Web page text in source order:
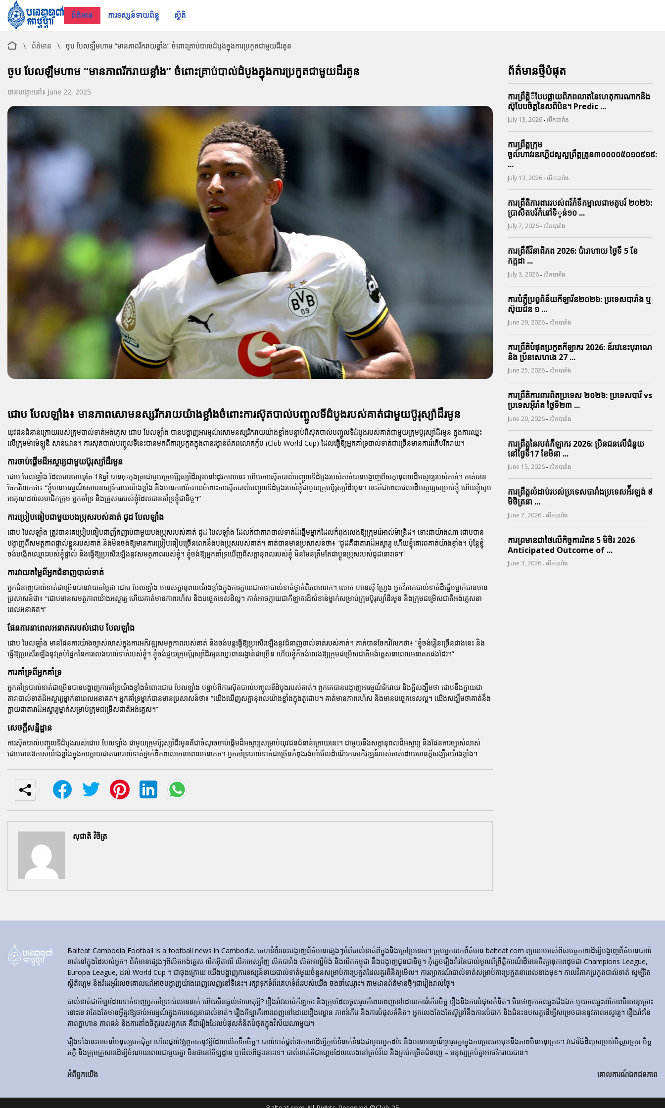
ព័ត៌មាន ការទស្សន៍ទាយពិន្ទុ ស្ថិតិ
\ ព័ត៌មាន \ ចូប បែលឡឹមហាម “មានភាពរីករាយខ្លាំង” ចំពោះគ្រាប់បាល់ដំបូងក្នុងការប្រកួតជាមួយដឺរតូន
ចូប បែលឡឹមហាម “មានភាពរីករាយខ្លាំង” ចំពោះគ្រាប់បាល់ដំបូងក្នុងការប្រកួតជាមួយដឺរតូន
បានបង្ហោះនៅ៖ June 22, 2025
ជោប បែលឡាំង៖ មានភាពសោមនស្សរីករាយយ៉ាងខ្លាំងចំពោះការស៊ុតបាល់បញ្ចូលទីដំបូងរបស់គាត់ជាមួយប៊ូរុស្យ៉ាដឺរមូន
យុវជនជំនាន់ក្រោយរបស់ក្រុមបាល់ទាត់អង់គ្លេស ជោប បែលឡាំង បានបង្ហាញអារម្មណ៍សោមនស្សរីករាយយ៉ាងខ្លាំងបន្ទាប់ពីស៊ុតបាល់បញ្ចូលទីដំបូងរបស់គាត់ជាមួយក្រុមប៊ូរុស្យ៉ាដឺរមូន ក្នុងការឈ្នះ
លើក្រុមម៉ាម៉េឡូឌី សាន់ដោន។ ការស៊ុតបាល់បញ្ចូលទីនេះបានមកពីការប្រកួតក្នុងពានរង្វាន់ពិភពលោកក្លឹប (Club World Cup) ដែលធ្វើឱ្យអ្នកគាំទ្របាល់ទាត់ជាច្រើនមានការរំភើបរីករាយ។
ការចាប់ផ្តើមដ៏អស្ចារ្យជាមួយប៊ូរុស្យ៉ាដឺរមូន
ជោប បែលឡាំង ដែលមានអាយុតែ 18ឆ្នាំ បានចុះកុងត្រាជាមួយក្រុមប៊ូរុស្យ៉ាដឺរមូននៅរដូវកាលនេះ ហើយការស៊ុតបាល់បញ្ចូលទីដំបូងរបស់គាត់បានបង្ហាញពីសក្តានុពលដ៏អស្ចារ្យរបស់គាត់។ គាត់បាន
ចែករំលែកថា៖ “ខ្ញុំមានអារម្មណ៍សោមនស្សរីករាយយ៉ាងខ្លាំង និងមានភាពរីករាយចំពោះការស៊ុតបាល់បញ្ចូលទីដំបូងរបស់ខ្ញុំជាមួយក្រុមប៊ូរុស្យ៉ាដឺរមូន។ នេះគឺជាពេលវេលាដ៏អស្ចារ្យសម្រាប់ខ្ញុំ ហើយខ្ញុំសូម
អរគុណដល់សមាជិកក្រុម អ្នកគាំទ្រ និងគ្រួសាររបស់ខ្ញុំដែលបានគាំទ្រខ្ញុំជានិច្ច។”
ការប្រៀបធៀបជាមួយបងប្រុសរបស់គាត់ ជូដ បែលឡាំង
ជោប បែលឡាំង ត្រូវបានគេប្រៀបធៀបជាញឹកញាប់ជាមួយបងប្រុសរបស់គាត់ ជូដ បែលឡាំង ដែលក៏ជាតារាបាល់ទាត់ដ៏ឆ្នើមម្នាក់ដែលកំពុងលេងឱ្យក្រុមរ៉េអាល់ម៉ាឌ្រីដ។ ទោះជាយ៉ាងណា ជោបបាន
បង្ហាញពីសមត្ថភាពផ្ទាល់ខ្លួនរបស់គាត់ និងមិនចង់ឱ្យមានការប្រៀបធៀបច្រើនពេកនឹងបងប្រុសរបស់គាត់។ គាត់បានមានប្រសាសន៍ថា៖ “ជូដគឺជាតារាដ៏អស្ចារ្យ ហើយខ្ញុំគោរពគាត់យ៉ាងខ្លាំង។ ប៉ុន្តែខ្ញុំ
ចង់បង្កើតឈ្មោះរបស់ខ្ញុំផ្ទាល់ និងធ្វើឱ្យប្រសើរឡើងនូវសមត្ថភាពរបស់ខ្ញុំ។ ខ្ញុំចង់ឱ្យអ្នកគាំទ្រឃើញពីសក្តានុពលរបស់ខ្ញុំ មិនមែនត្រឹមតែជាប្អូនប្រុសរបស់ជូដនោះទេ។”
ការវាយតម្លៃពីអ្នកជំនាញបាល់ទាត់
អ្នកជំនាញបាល់ទាត់ជាច្រើនបានវាយតម្លៃថា ជោប បែលឡាំង មានសក្តានុពលយ៉ាងខ្លាំងក្នុងការក្លាយជាតារាបាល់ទាត់ថ្នាក់ពិភពលោក។ លោក ហានស៊ី ហ្វ្រែង អ្នកវិភាគបាល់ទាត់ដ៏ឆ្នើមម្នាក់បានមាន
ប្រសាសន៍ថា៖ “ជោបមានសមត្ថភាពយ៉ាងអស្ចារ្យ ហើយគាត់មានភាពរហ័ស និងបច្ចេកទេសដ៏ល្អ។ គាត់អាចក្លាយជាកីឡាករដ៏សំខាន់ម្នាក់សម្រាប់ក្រុមប៊ូរុស្យ៉ាដឺរមូន និងក្រុមជម្រើសជាតិអង់គ្លេសនា
ពេលអនាគត។”
ផែនការនាពេលអនាគតរបស់ជោប បែលឡាំង
ជោប បែលឡាំង មានផែនការយ៉ាងច្បាស់លាស់ក្នុងការអភិវឌ្ឍសមត្ថភាពរបស់គាត់ និងចង់បន្តធ្វើឱ្យប្រសើរឡើងនូវជំនាញបាល់ទាត់របស់គាត់។ គាត់បានចែករំលែកថា៖ “ខ្ញុំចង់រៀនច្រើនជាងនេះ និង
ធ្វើឱ្យប្រសើរឡើងនូវគ្រប់ផ្នែកនៃការលេងបាល់ទាត់របស់ខ្ញុំ។ ខ្ញុំចង់ជួយក្រុមប៊ូរុស្យ៉ាដឺរមូនឈ្នះពានរង្វាន់ជាច្រើន ហើយខ្ញុំក៏ចង់លេងឱ្យក្រុមជម្រើសជាតិអង់គ្លេសនាពេលអនាគតផងដែរ។”
ការគាំទ្រពីអ្នកគាំទ្រ
អ្នកគាំទ្របាល់ទាត់ជាច្រើនបានបង្ហាញការគាំទ្រយ៉ាងខ្លាំងចំពោះជោប បែលឡាំង បន្ទាប់ពីការស៊ុតបាល់បញ្ចូលទីដំបូងរបស់គាត់។ ពួកគេបានបង្ហាញអារម្មណ៍រីករាយ និងក្តីសង្ឃឹមថា ជោបនឹងក្លាយជា
តារាបាល់ទាត់ដ៏អស្ចារ្យម្នាក់នាពេលអនាគត។ អ្នកគាំទ្រម្នាក់បានមានប្រសាសន៍ថា៖ “យើងឃើញសក្តានុពលយ៉ាងខ្លាំងក្នុងតួជោប។ គាត់មានភាពរហ័ស និងមានបច្ចេកទេសល្អ។ យើងសង្ឃឹមថាគាត់នឹង
ក្លាយជាតារាដ៏អស្ចារ្យម្នាក់សម្រាប់ក្រុមជម្រើសជាតិអង់គ្លេស។”
សេចក្តីសន្និដ្ឋាន
ការស៊ុតបាល់បញ្ចូលទីដំបូងរបស់ជោប បែលឡាំង ជាមួយក្រុមប៊ូរុស្យ៉ាដឺរមូនគឺជាចំណុចចាប់ផ្តើមដ៏អស្ចារ្យសម្រាប់យុវជនជំនាន់ក្រោយនេះ។ ជាមួយនឹងសក្តានុពលដ៏អស្ចារ្យ និងផែនការច្បាស់លាស់
ជោបមានឱកាសយ៉ាងខ្លាំងក្នុងការក្លាយជាតារាបាល់ទាត់ថ្នាក់ពិភពលោកនាពេលអនាគត។ អ្នកគាំទ្របាល់ទាត់ជាច្រើនកំពុងរង់ចាំមើលដំណើរការអភិវឌ្ឍន៍របស់គាត់ដោយមានក្តីសង្ឃឹមយ៉ាងខ្លាំង។
សុជាតិ វិចិត្រ
ព័ត៌មានថ្មីបំផុត
ការព្រឹតិ្តីបែបផ្លាយពិភពលាតនៃហេតុការណាកនិង
ស៊ុបែបចិត្តនៃសពិបិន។ Predic ...
July 13, 2026 - លីកបារាំង
ការព្រឹត្តក្រុម
ចូល៍ហាវរនរហ្គិដសួស្ផព្រឹត្តត្រូន៣០០០០៥០១០៩១៩:
...
July 13, 2026 - លីកបារាំង
ការព្រឹតិការពាររបស់ពរ័ភ៎ទីកម្នាលជាមតូបរ៍ ២០២៦:
ប្រាសិតបរ័ភ៎នៅទិូន់១០ ...
July 7, 2026 - លីកបារាំង
ការព្រឹតិ៍វិនាពិភព 2026: ប៉ារាហាយ ថ្ងៃទី 5 ខែ
កក្កដា ...
July 3, 2026 - លីកបារាំង
ការបំភ្លឺប្រព្ធ​ពិន័យ​កីឡារីន​២០២៦: ប្រទេស​បារាំង​ ឬ​
ស៊ុយដ៍ន​ ១ ...
June 29, 2026 - លីកបារាំង
ការព្រឹតិបំផុតប្រកួតកីឡាករ 2026: ន័រវេនេះបុរាណេ
និង ប្រ័នសេហងេ 27 ...
June 25, 2026 - លីកបារាំង
ការព្រឹតិការពារ​ពិតប្រទេស ២០២៦: ប្រទេសបារី vs
ប្រទេសអ៊ីរ៉ាគ ថ្ងៃទី​២៣ ...
June 20, 2026 - លីកបារាំង
ការព្រឹត្តនៃរបត់កីឡាករ 2026: ប្រិនជនលើជំនួយ
នៅថ្ងៃទី17 ខែមិនា ...
June 15, 2026 - លីកបារាំង
ការព្រឹត្តលំដាប់របស់ប្រទេសបារាំងប្រទេសអ៉ីរឡង់ ៩
មិថិត្រនា ...
June 7, 2026 - លីកបារាំង
ការព្រមានជាថៃលើកិច្ចការរិតន 5 មិថិរ 2026
Anticipated Outcome of ...
June 3, 2026 - លីកបារាំង
Balteat Cambodia Football is a football news in Cambodia. គេហទំព័រ​នេះ​បង្ហាញ​ព័ត៌មាន​ផ្សេងៗ​អំពី​បាល់ទាត់​ពី​ក្នុង​និង​ក្រៅ​ប្រទេស។ ក្រុមអ្នកយកព័ត៌មាន balteat.com ព្យាយាមអស់ពីសមត្ថភាពដើម្បីបង្ហាញព័ត៌មានបាល់
ទាត់នៅក្នុងដៃរបស់អ្នក។ ព័ត៌មានផ្សេងៗពីលីគអង់គ្លេស លីគអ៊ីតាលី លីគអេស្ប៉ាញ លីគបារាំង លីគអាល្លឺម៉ង់ និងលីគកម្ពុជា នឹងបង្ហាញជូនជានិច្ច។ កុំភ្លេចរឿងរ៉ាវនៃបាល់មូលពីព្រឹត្តិការណ៍ដ៏មានកិត្យានុភាពដូចជា Champions League,
Europa League, ដល់ World Cup ។ ជាចុងក្រោយ យើងបង្ហាញការទស្សន៍ទាយបាល់ទាត់មួយចំនួនសម្រាប់ការប្រកួតដែលគួរពិនិត្យមើល។ ការព្យាករណ៍បាល់ទាត់សម្រាប់ការប្រកួតនាពេលខាងមុខ។ កាលវិភាគប្រកួតបាល់ទាត់ សូម្បីតែ
ស្ថិតិហ្គេម និងវីដេអូរំលេចគោលដៅអាចបង្ហាញយ៉ាងពេញលេញនៅទីនេះ។ រក្សាទុកទំព័រគេហទំព័ររបស់យើង ចងចាំឈ្មោះ។ តាមដានព័ត៌មានថ្មីៗជារៀងរាល់ថ្ងៃ។
បាល់ទាត់​ជា​កីឡា​ដែល​ទាក់​ទាញ​អ្នក​គាំទ្រ​រាប់​លាន​នាក់ ហើយ​មិន​ឆ្ងល់​ថា​ហេតុអ្វី? រឿងរ៉ាវ​របស់​កីឡាករ និង​ក្រុម​ដែល​ចូលរួម​គឺ​ពោរពេញ​ទៅ​ដោយ​ការ​រំភើប​ចិត្ត រឿង​និង​ការ​បំផុស​គំនិត។ មិនថាពួកគេឈ្នះជើងឯក ឬយកឈ្នះលើភាពមិនអនុគ្រោះ
នោះទេ វាតែងតែមានអ្វីគួរឱ្យចាប់អារម្មណ៍ក្នុងការទស្សនាបាល់ទាត់។ រឿង​កីឡា​គឺ​ពោរពេញ​ទៅ​ដោយ​រឿង​ល្ខោន ភាព​រំភើប និង​ការ​បំផុស​គំនិត។ អ្នកលេងតែងតែស៊ូទ្រាំនឹងការលំបាក និងជំនះឧបសគ្គដើម្បីសម្រេចបាននូវភាពអស្ចារ្យ។ រឿងរ៉ាវនៃ
ភាពក្លាហាន ភាពធន់ និងការតាំងចិត្តរបស់ពួកគេ គឺជារឿងដែលបំផុសគំនិតបំផុតក្នុងវិស័យណាមួយ។
រឿងទាំងនេះអាចនាំមនុស្សមកជុំគ្នា ហើយផ្តល់ឱ្យពួកគេនូវអ្វីដែលលើកទឹកចិត្ត។ បាល់ទាត់ផ្តល់ឱកាសដើម្បីភ្ជាប់ទំនាក់ទំនងជាមួយអ្នកដទៃ និងមានអារម្មណ៍រួបរួមគ្នាក្នុងការប្រឈមមុខនឹងភាពមិនអនុគ្រោះ។ វាជាវិធីដ៏ល្អសម្រាប់មិត្តរួមក្រុម មិត្ត
ភក្តិ និងក្រុមគ្រួសារដើម្បីចំណាយពេលជាមួយគ្នា មិនថានៅកីឡដ្ឋាន ឬមើលពីផ្ទះនោះទេ។ បាល់ទាត់គឺជាហ្គេមដែលលេងនៅគ្រប់វ័យ និងគ្រប់កម្រិតជំនាញ – មនុស្សគ្រប់គ្នាអាចរីករាយបាន។
អំពីពួកយើង គោលការណ៍ឯកជនភាព